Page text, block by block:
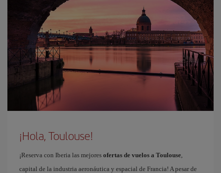
¡Hola, Toulouse!
¡Reserva con Iberia las mejores ofertas de vuelos a Toulouse,
capital de la industria aeronáutica y espacial de Francia! A pesar de